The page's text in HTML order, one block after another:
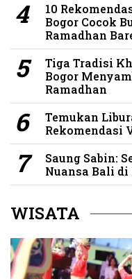
10
Bogor Cocok
Ramadhan
Tiga Tradisi
Bogor
Ramadhan
Temukan
Rekomendasi
Saung Sabin:
Nuansa Bali di
WISATA